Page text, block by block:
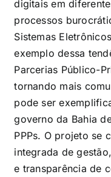
digitais em
processos
Sistemas
exemplo dessa
Parcerias Público-
tornando mais
pode ser
governo da Bahia
PPPs. O projeto se
integrada de
e transparência de